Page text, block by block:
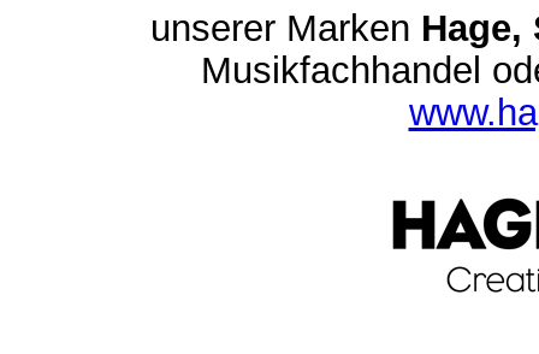
unserer Marken Hage,
Musikfachhandel